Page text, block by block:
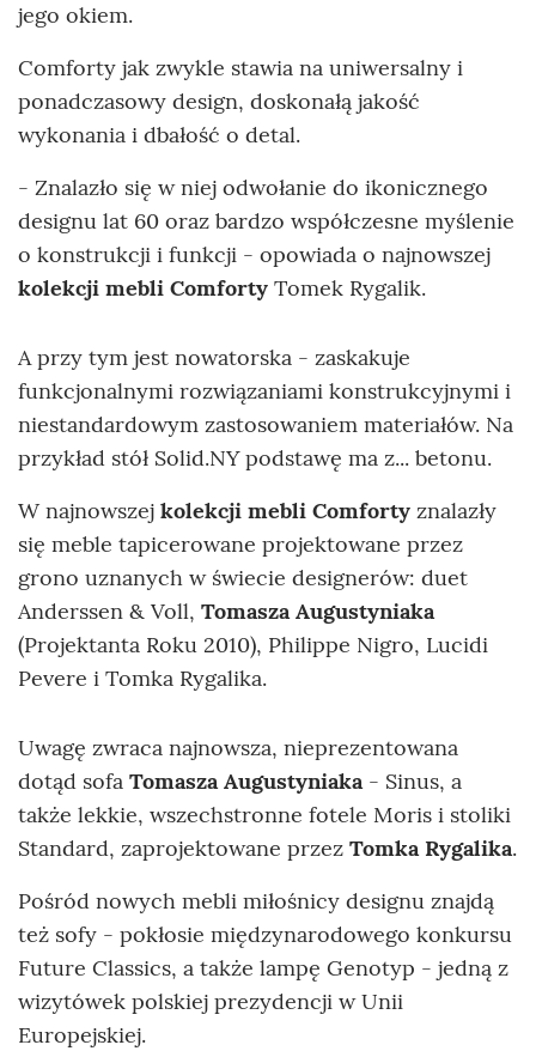
jego okiem.
Comforty jak zwykle stawia na uniwersalny i
ponadczasowy design, doskonałą jakość
wykonania i dbałość o detal.
- Znalazło się w niej odwołanie do ikonicznego
designu lat 60 oraz bardzo współczesne myślenie
o konstrukcji i funkcji - opowiada o najnowszej
kolekcji mebli Comforty Tomek Rygalik.
A przy tym jest nowatorska - zaskakuje
funkcjonalnymi rozwiązaniami konstrukcyjnymi i
niestandardowym zastosowaniem materiałów. Na
przykład stół Solid.NY podstawę ma z... betonu.
W najnowszej kolekcji mebli Comforty znalazły
się meble tapicerowane projektowane przez
grono uznanych w świecie designerów: duet
Anderssen & Voll, Tomasza Augustyniaka
(Projektanta Roku 2010), Philippe Nigro, Lucidi
Pevere i Tomka Rygalika.
Uwagę zwraca najnowsza, nieprezentowana
dotąd sofa Tomasza Augustyniaka- Sinus, a
także lekkie, wszechstronne fotele Moris i stoliki
Standard, zaprojektowane przez Tomka Rygalika.
Pośród nowych mebli miłośnicy designu znajdą
też sofy - pokłosie międzynarodowego konkursu
Future Classics, a także lampę Genotyp - jedną z
wizytówek polskiej prezydencji w Unii
Europejskiej.